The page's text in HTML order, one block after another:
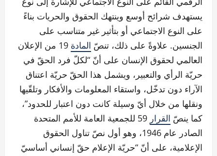
يستهدف شرائح أوسع وينتهك الحقوق والحريات بناءً
على النوع الاجتماعي أو بتأثير غير متناسب على
الجنسين. علاوةً على ذلك، تنصّ المادة
19 من الإعلان
العالمي لحقوق الإنسان على أنّ “لكلّ فرد الحقّ في
حريّة الرأي والتعبير، ويشمل هذا الحقّ حريّة اعتناق
الآراء دون تدخّل، واستقاء المعلومات والأفكار وتلقّيها
ونقلها من خلال أيّ وسيلة كانت دون اعتبار للحدود”،
كما ينصّ القرار
59 للجمعية العامة للأمم المتحدة
الصادر عام 1946، وهو أول نصّ تناول الحقوق
الإعلامية، على أنّ “حريّة الإعلام حقّ إنساني أساسيّ